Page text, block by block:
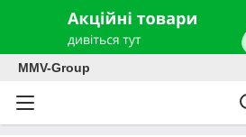
MMV-Group